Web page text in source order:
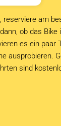
reserviere am
ob das Bike
es ein paar
ausprobieren.
sind